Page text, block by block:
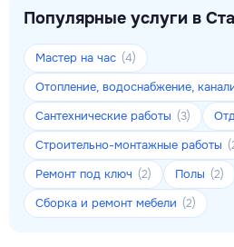
Популярные услуги в
Мастер на час (4)
Отопление, водоснабжение,
Сантехнические работы (3)
Строительно-монтажные работы
Ремонт под ключ (2) Полы (2)
Сборка и ремонт мебели (2)